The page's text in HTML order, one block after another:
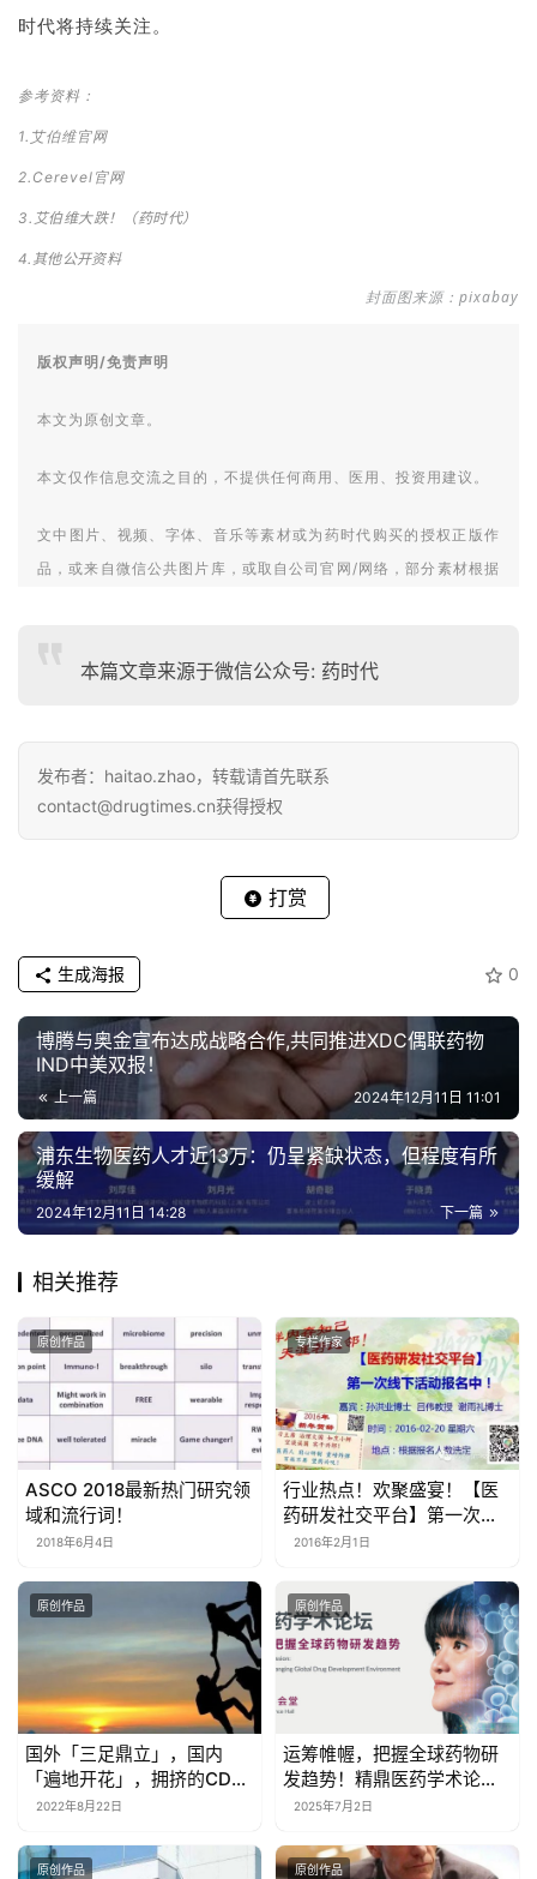
时代将持续关注。
参考资料：
1.艾伯维官网
2.Cerevel官网
3. 艾伯维大跌！（药时代）
4.其他公开资料
封面图来源：pixabay
版权声明/免责声明
本文为原创文章。
本文仅作信息交流之目的，不提供任何商用、医用、投资用建议。
文中图片、视频、字体、音乐等素材或为药时代购买的授权正版作
品，或来自微信公共图片库，或取自公司官网/网络，部分素材根据
如有任何问题，请与我们联系。
药时代官方网站:www.drugtimes.cn
本篇文章来源于微信公众号: 药时代
发布者：haitao.zhao，转载请首先联系
contact@drugtimes.cn获得授权
打赏
0
生成海报
博腾与奥金宣布达成战略合作,共同推进XDC偶联药物
IND中美双报！
上一篇 2024年12月11日 11:01
浦东生物医药人才近13万：仍呈紧缺状态，但程度有所
缓解
下一篇
2024年12月11日 14:28
相关推荐
原创作品
ASCO 2018最新热门研究领
域和流行词！
2018年6月4日
专栏作家
行业热点！欢聚盛宴！【医
药研发社交平台】第一次线
下活动！报名进行中！热烈
2016年2月1日
原创作品
国外「三足鼎立」，国内
「遍地开花」，拥挤的CD47
赛道，有人坚守，有人退
何从？
2022年8月22日
原创作品
运筹帷幄，把握全球药物研
发趋势！精鼎医药学术论坛
圆满落幕
2025年7月2日
原创作品 原创作品